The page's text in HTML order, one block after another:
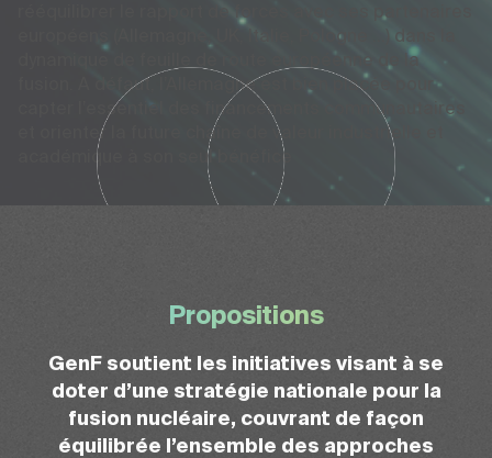
rééquilibrer le rapport de forces avec ses partenaires
européens (Allemagne, UK, Italie, Pologne …) dans la
dynamique de feuille de route européenne de la
fusion. A défaut, l’Allemagne est bien placée pour
capter l’essentiel des financements communautaires
et orienter la future chaîne de valeur industrielle et
académique à son seul bénéfice
Propositions
GenF soutient les initiatives visant à se
doter d’une stratégie nationale pour la
fusion nucléaire, couvrant de façon
équilibrée l’ensemble des approches